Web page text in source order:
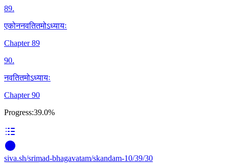
89.
एकोननवतितमोऽध्यायः
Chapter 89
90.
नवतितमोऽध्यायः
Chapter 90
Progress:39.0%
siva.sh/srimad-bhagavatam/skandam-10/39/30